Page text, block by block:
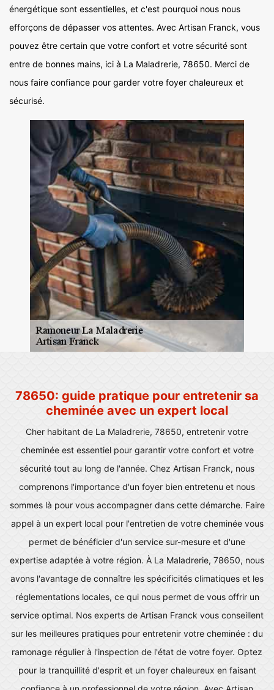
énergétique sont essentielles, et c'est pourquoi nous nous
efforçons de dépasser vos attentes. Avec Artisan Franck, vous
pouvez être certain que votre confort et votre sécurité sont
entre de bonnes mains, ici à La Maladrerie, 78650. Merci de
nous faire confiance pour garder votre foyer chaleureux et
sécurisé.
78650: guide pratique pour entretenir sa
cheminée avec un expert local
Cher habitant de La Maladrerie, 78650, entretenir votre
cheminée est essentiel pour garantir votre confort et votre
sécurité tout au long de l'année. Chez Artisan Franck, nous
comprenons l'importance d'un foyer bien entretenu et nous
sommes là pour vous accompagner dans cette démarche. Faire
appel à un expert local pour l'entretien de votre cheminée vous
permet de bénéficier d'un service sur-mesure et d'une
expertise adaptée à votre région. À La Maladrerie, 78650, nous
avons l'avantage de connaître les spécificités climatiques et les
réglementations locales, ce qui nous permet de vous offrir un
service optimal. Nos experts de Artisan Franck vous conseillent
sur les meilleures pratiques pour entretenir votre cheminée : du
ramonage régulier à l'inspection de l'état de votre foyer. Optez
pour la tranquillité d'esprit et un foyer chaleureux en faisant